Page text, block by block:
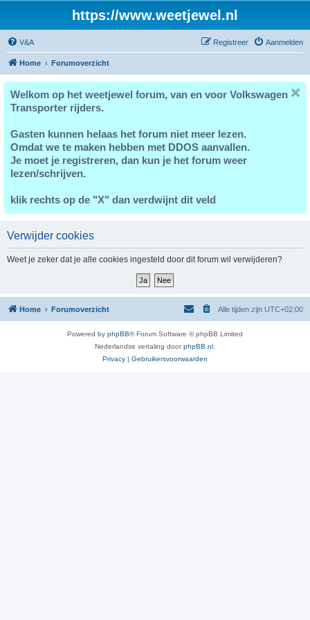
https://www.weetjewel.nl
V&A Aanmelden
Registreer
Home Forumoverzicht
Welkom op het weetjewel forum, van en voor Volkswagen
Transporter rijders.
Gasten kunnen helaas het forum niet meer lezen.
Omdat we te maken hebben met DDOS aanvallen.
Je moet je registreren, dan kun je het forum weer
lezen/schrijven.
klik rechts op de "X" dan verdwijnt dit veld
Verwijder cookies
Weet je zeker dat je alle cookies ingesteld door dit forum wil verwijderen?
Home Forumoverzicht Alle tijden zijn UTC+02:00
Powered by phpBB® Forum Software © phpBB Limited
Nederlandse vertaling doorphpBB.nl
Privacy | Gebruikersvoorwaarden